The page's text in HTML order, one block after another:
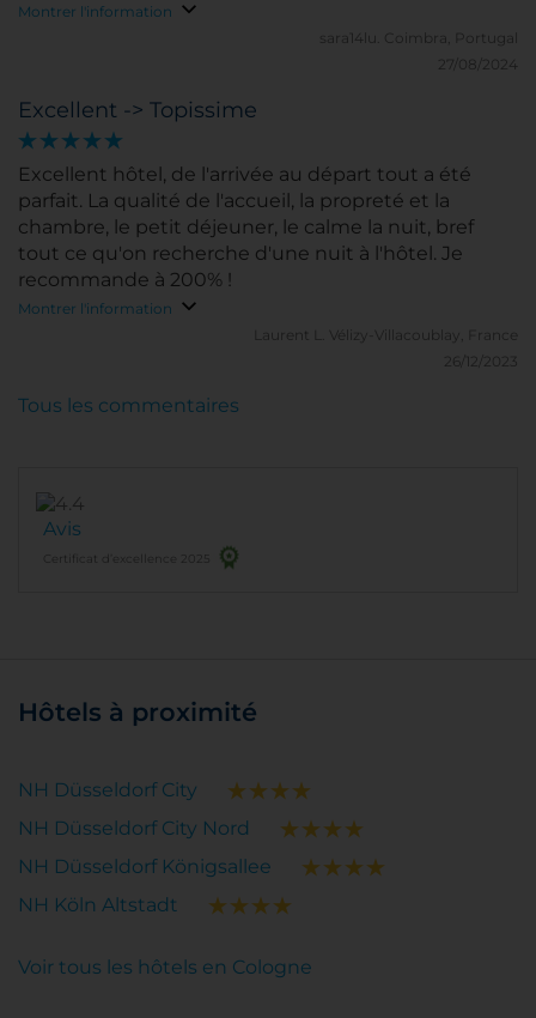
Montrer l'information
sara14lu.
Coimbra, Portugal
27/08/2024
Excellent -> Topissime
Excellent hôtel, de l'arrivée au départ tout a été
parfait. La qualité de l'accueil, la propreté et la
chambre, le petit déjeuner, le calme la nuit, bref
tout ce qu'on recherche d'une nuit à l'hôtel. Je
recommande à 200% !
Montrer l'information
Laurent L.
Vélizy-Villacoublay, France
26/12/2023
Avis
Certificat d’excellence 2025
Tous les commentaires
Hôtels à proximité
NH Düsseldorf City
NH Düsseldorf City Nord
NH Düsseldorf Königsallee
NH Köln Altstadt
Voir tous les hôtels en Cologne